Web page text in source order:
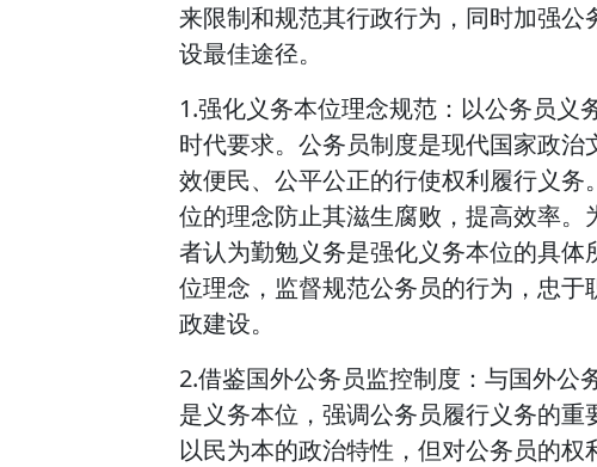
来限制和规范其行政行为，同时加强
设最佳途径。
1.强化义务本位理念规范：以公务员义
时代要求。公务员制度是现代国家政
效便民、公平公正的行使权利履行义
位的理念防止其滋生腐败，提高效率
者认为勤勉义务是强化义务本位的具
位理念，监督规范公务员的行为，忠
政建设。
2.借鉴国外公务员监控制度：与国外公
是义务本位，强调公务员履行义务的
以民为本的政治特性，但对公务员的权